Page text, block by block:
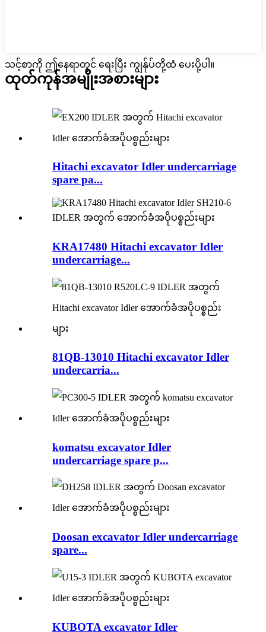
သင့်စာကို ဤနေရာတွင် ရေးပြီး ကျွန်ုပ်တို့ထံ ပေးပို့ပါ။
ထုတ်ကုန်အမျိုးအစားများ
Hitachi excavator Idler undercarriage
spare pa...
KRA17480 Hitachi excavator Idler
undercarriage...
81QB-13010 Hitachi excavator Idler
undercarria...
komatsu excavator Idler
undercarriage spare p...
Doosan excavator Idler undercarriage
spare...
KUBOTA excavator Idler